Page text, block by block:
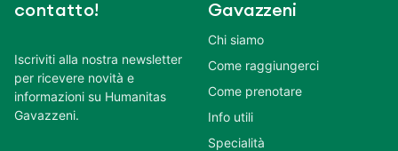
contatto!
Iscriviti alla nostra newsletter
per ricevere novità e
informazioni su Humanitas
Gavazzeni.
Gavazzeni
Chi siamo
Come raggiungerci
Come prenotare
Info utili
Specialità